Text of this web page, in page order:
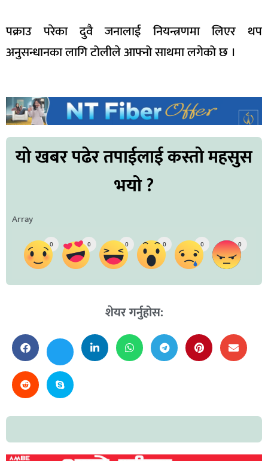
पक्राउ परेका दुवै जनालाई नियन्त्रणमा लिएर थप
अनुसन्धानका लागि टोलीले आफ्नो साथमा लगेको छ ।
यो खबर पढेर तपाईलाई कस्तो महसुस
भयो ?
Array
0 0 0 0 0 0
शेयर गर्नुहोस: